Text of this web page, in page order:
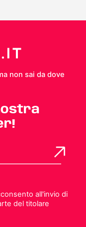
non sai da dove
all'invio di
del titolare